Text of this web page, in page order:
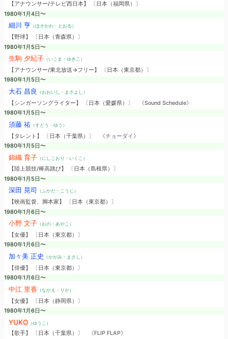
【アナウンサー/テレビ西日本】 〔日本（福岡県）〕
1980年1月4日〜
細川 亨 （ほそかわ・とおる）
【野球】 〔日本（青森県）〕
1980年1月5日〜
生駒 夕紀子（いこま・ゆきこ）
【アナウンサー/東北放送→フリー】 〔日本（東京都）〕
1980年1月5日〜
大石 昌良 （おおいし・まさよし）
【シンガーソングライター】 〔日本（愛媛県）〕
《Sound Schedule》
1980年1月5日〜
須藤 祐（すどう・ゆう）
【タレント】 〔日本（千葉県）〕
《チョーダイ》
1980年1月5日〜
錦織 育子（にしこおり・いくこ）
【陸上競技/棒高跳び】 〔日本（島根県）〕
1980年1月5日〜
深田 晃司 （ふかだ・こうじ）
【映画監督、脚本家】 〔日本（東京都）〕
1980年1月6日〜
小野 文子（おの・あやこ）
【女優】 〔日本（東京都）〕
1980年1月6日〜
加々美 正史 （かがみ・まさし）
【俳優】 〔日本（東京都）〕
1980年1月6日〜
中江 里香 （なかえ・りか）
【女優】 〔日本（静岡県）〕
1980年1月6日〜
YUKO（ゆうこ）
【歌手】 〔日本（千葉県）〕
《FLIP FLAP》